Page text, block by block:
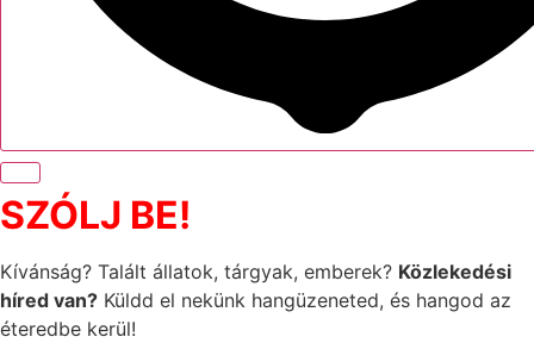
SZÓLJ BE!
Kívánság? Talált állatok, tárgyak, emberek? Közlekedési
híred van? Küldd el nekünk hangüzeneted, és hangod az
éteredbe kerül!